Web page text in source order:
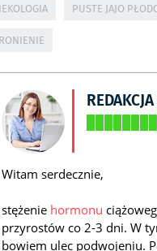
PUSTE JAJO
Witam serdecznie,
stężenie hormonu
przyrostów co 2-3 dni. W
bowiem ulec podwojeniu.